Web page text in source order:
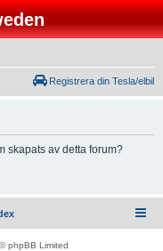
Registrera din Tesla/elbil
skapats av detta forum?
phpBB Limited